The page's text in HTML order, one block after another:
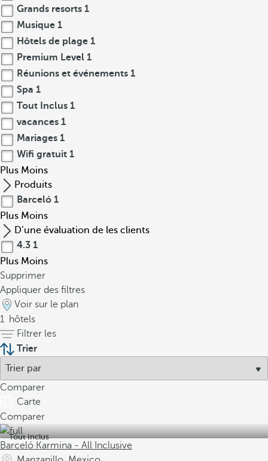
Grands resorts 1
Musique 1
Hôtels de plage 1
Premium Level 1
Réunions et événements 1
Spa 1
Tout Inclus 1
vacances 1
Mariages 1
Wifi gratuit 1
Plus Moins
Produits
Barceló 1
Plus Moins
D’une évaluation de les clients
4.3 1
Plus Moins
Supprimer
Appliquer des filtres
Voir sur le plan
1 hôtels
Filtrer les
Trier
Comparer
Carte
Comparer
Tout Inclus
Barceló Karmina - All Inclusive